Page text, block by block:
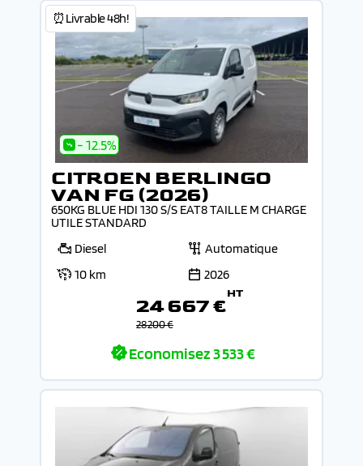
⏰Livrable 48h!
- 12.5%
CITROEN BERLINGO
VAN FG (2026)
650KG BLUE HDI 130 S/S EAT8 TAILLE M CHARGE
UTILE STANDARD
Diesel
Automatique
10 km
2026
24 667 €
HT
28 200 €
Economisez3 533 €